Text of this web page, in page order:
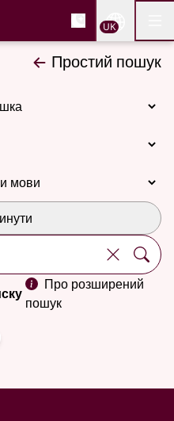
вмісту
букмола та
UK
Простий пошук
Про розширений
пошук